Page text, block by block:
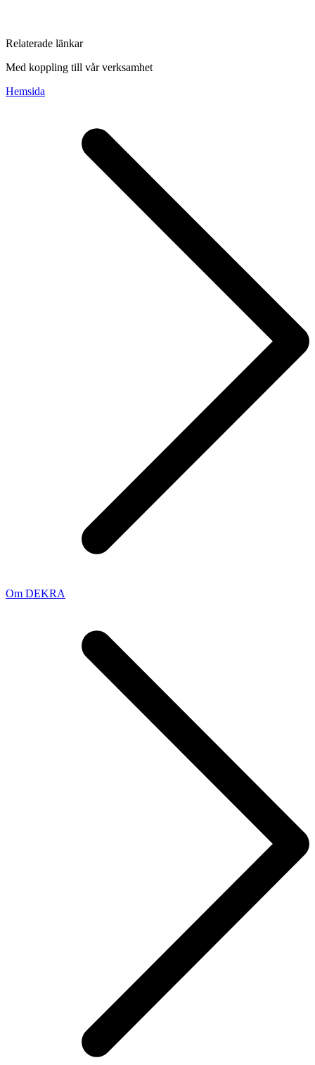
Relaterade länkar
Med koppling till vår verksamhet
Hemsida
Om DEKRA